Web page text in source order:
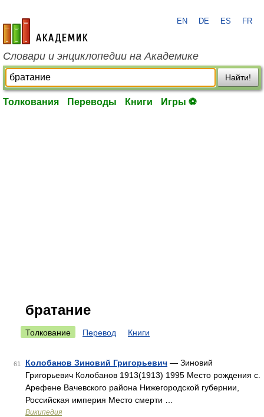
academic.ru
EN DE ES FR
Словари и энциклопедии на Академике
Найти!
Толкования Переводы Книги Игры ⚽
братание
Толкование Перевод Книги
61 Колобанов Зиновий Григорьевич — Зиновий
Григорьевич Колобанов 1913(1913) 1995 Место рождения с.
Арефене Вачевского района Нижегородской губернии,
Российская империя Место смерти …
Википедия